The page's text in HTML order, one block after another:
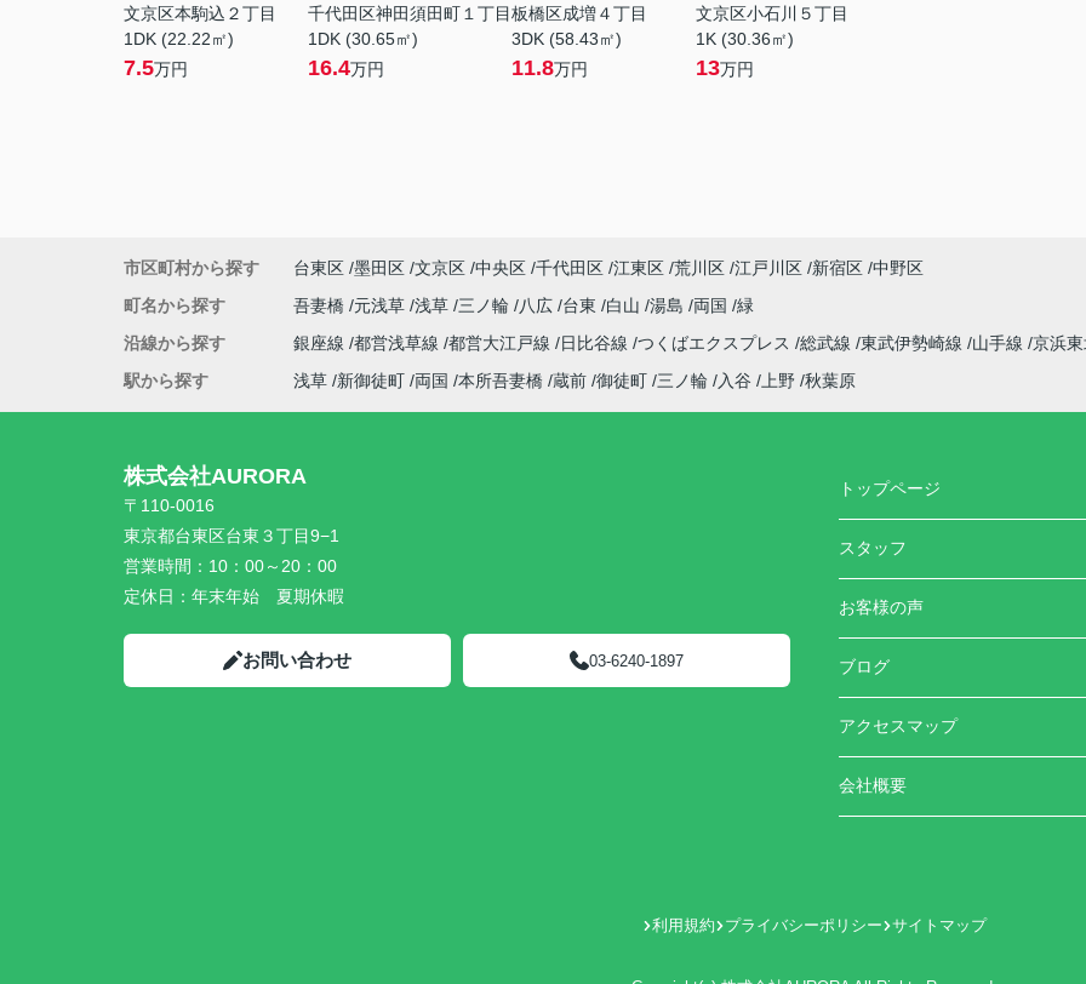
文京区本駒込２丁目
1DK (22.22㎡)
7.5万円
千代田区神田須田町１丁目
1DK (30.65㎡)
16.4万円
板橋区成増４丁目
3DK (58.43㎡)
11.8万円
文京区小石川５丁目
1K (30.36㎡)
13万円
市区町村から探す 台東区 墨田区 文京区 中央区 千代田区 江東区 荒川区 江戸川区 新宿区 中野区
町名から探す
吾妻橋 元浅草 浅草 三ノ輪 八広 台東 白山 湯島 両国
緑
沿線から探す
銀座線 都営浅草線 都営大江戸線 日比谷線 つくばエクスプレス 総武線 東武伊勢崎線 山手線 京浜
駅から探す
浅草 新御徒町 両国 本所吾妻橋 蔵前 御徒町 三ノ輪 入谷 上野 秋葉原
株式会社AURORA
〒110-0016
東京都台東区台東３丁目9−1
営業時間： 10：00～20：00
定休日： 年末年始 夏期休暇
お問い合わせ 03-6240-1897
トップページ
スタッフ
お客様の声
ブログ
アクセスマップ
会社概要
利用規約 プライバシーポリシー サイトマップ